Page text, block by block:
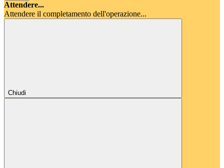
Attendere...
Attendere il completamento dell'operazione...
Chiudi